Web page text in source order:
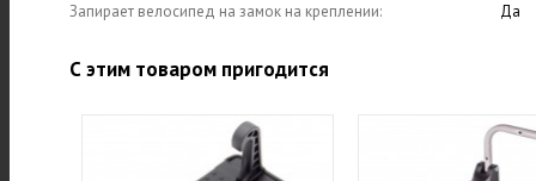
Запирает велосипед на замок на креплении: Да
С этим товаром пригодится